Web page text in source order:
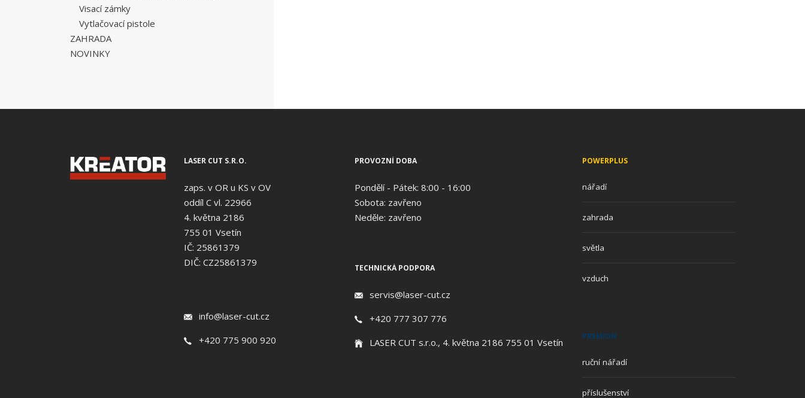
Visací zámky
Vytlačovací pistole
ZAHRADA
NOVINKY
LASER CUT S.R.O.
zaps. v OR u KS v OV
oddíl C vl. 22966
4. května 2186
755 01 Vsetín
IČ: 25861379
DIČ: CZ25861379
info@laser-cut.cz
+420 775 900 920
PROVOZNÍ DOBA
Pondělí - Pátek: 8:00 - 16:00
Sobota: zavřeno
Neděle: zavřeno
TECHNICKÁ PODPORA
servis@laser-cut.cz
+420 777 307 776
LASER CUT s.r.o., 4. května 2186 755 01 Vsetín
POWERPLUS
nářadí
zahrada
světla
vzduch
PREMION
ruční nářadí
příslušenství